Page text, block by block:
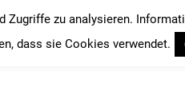
zu analysieren.
dass sie Cookies verwendet.